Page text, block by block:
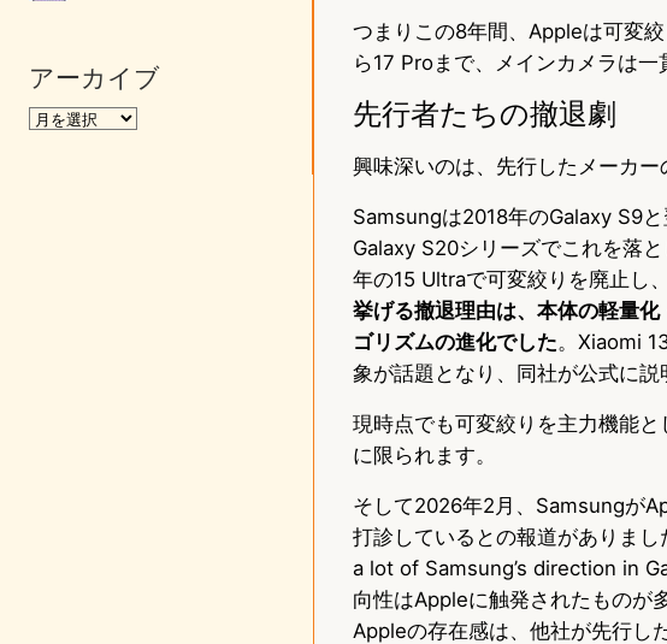
アーカイブ
つまりこの8年間、Appleは可変
ら17 Proまで、メインカメラは一
先行者たちの撤退劇
興味深いのは、先行したメーカー
Samsungは2018年のGalaxy S9
Galaxy S20シリーズでこれを落
年の15 Ultraで可変絞りを廃止し
挙げる撤退理由は、本体の軽量
ゴリズムの進化でした。Xiaomi
象が話題となり、同社が公式に説
現時点でも可変絞りを主力機能
に限られます。
そして2026年2月、Samsungが
打診しているとの報道がありま
a lot of Samsung’s direction in
向性はAppleに触発されたものが
Appleの存在感は、他社が先行し